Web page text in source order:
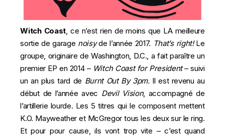
Witch Coast, ce n’est rien de moins que LA meilleure
sortie de garage noisyde l’année 2017. That’s right!Le
groupe, originaire de Washington, D.C., a fait paraître un
premier EP en 2014 – Witch Coast for President– suivi
un an plus tard de Burnt Out By 3pm. Il est revenu au
début de l’année avec Devil Vision, accompagné de
l’artillerie lourde. Les 5 titres qui le composent mettent
K.O. Mayweather et McGregor tous les deux sur le ring.
Et pour pour cause, ils vont trop vite – c’est quand